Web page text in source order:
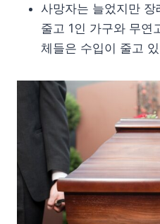
사망자는 늘었지만
줄고 1인 가구와 무연
체들은 수입이 줄고